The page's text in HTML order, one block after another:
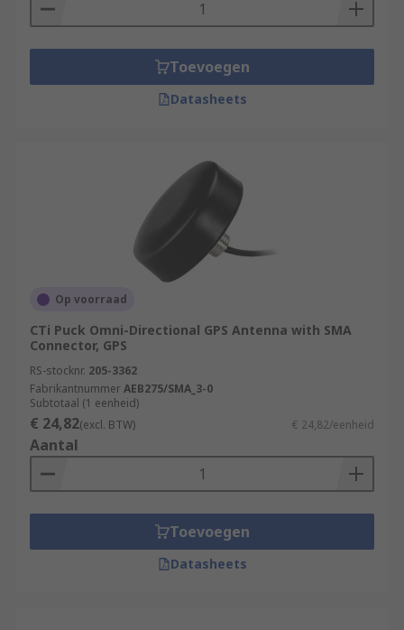
Toevoegen
Datasheets
Op voorraad
CTi Puck Omni-Directional GPS Antenna with SMA
Connector, GPS
RS-stocknr. 205-3362
FabrikantnummerAEB275/SMA_3-0
Subtotaal (1 eenheid)
€ 24,82(excl. BTW) € 24,82/eenheid
Aantal
Toevoegen
Datasheets